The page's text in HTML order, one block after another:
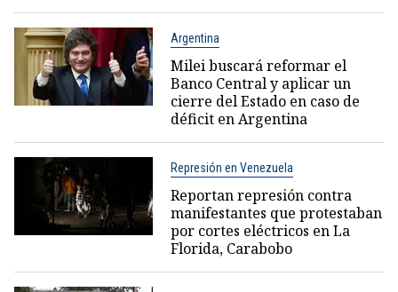
Argentina
Milei buscará reformar el
Banco Central y aplicar un
cierre del Estado en caso de
déficit en Argentina
Represión en Venezuela
Reportan represión contra
manifestantes que protestaban
por cortes eléctricos en La
Florida, Carabobo